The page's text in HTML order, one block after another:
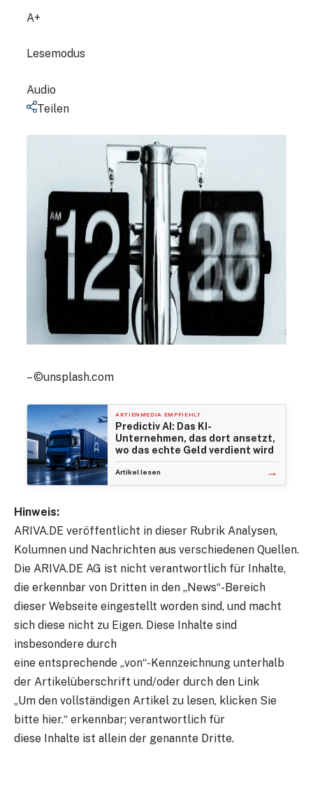
A+
Lesemodus
Audio
Teilen
– ©unsplash.com
AKTIENMEDIA EMPFIEHLT
Predictiv AI: Das KI-
Unternehmen, das dort ansetzt,
wo das echte Geld verdient wird
Artikel lesen →
Hinweis:
ARIVA.DE veröffentlicht in dieser Rubrik Analysen,
Kolumnen und Nachrichten aus verschiedenen Quellen.
Die ARIVA.DE AG ist nicht verantwortlich für Inhalte,
die erkennbar von Dritten in den „News“-Bereich
dieser Webseite eingestellt worden sind, und macht
sich diese nicht zu Eigen. Diese Inhalte sind
insbesondere durch
eine entsprechende „von“-Kennzeichnung unterhalb
der Artikelüberschrift und/oder durch den Link
„Um den vollständigen Artikel zu lesen, klicken Sie
bitte hier.“ erkennbar; verantwortlich für
diese Inhalte ist allein der genannte Dritte.